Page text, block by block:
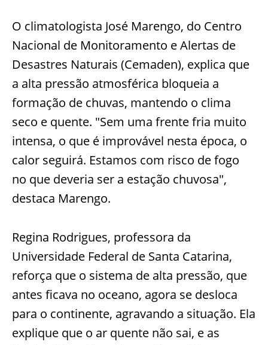
O climatologista José Marengo, do Centro
Nacional de Monitoramento e Alertas de
Desastres Naturais (Cemaden), explica que
a alta pressão atmosférica bloqueia a
formação de chuvas, mantendo o clima
seco e quente. "Sem uma frente fria muito
intensa, o que é improvável nesta época, o
calor seguirá. Estamos com risco de fogo
no que deveria ser a estação chuvosa",
destaca Marengo.
Regina Rodrigues, professora da
Universidade Federal de Santa Catarina,
reforça que o sistema de alta pressão, que
antes ficava no oceano, agora se desloca
para o continente, agravando a situação. Ela
explique que o ar quente não sai, e as